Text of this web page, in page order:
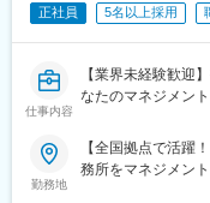
正社員 5名以上採用
仕事内容
【業界未経験歓迎
なたのマネジメン
勤務地
【全国拠点で活躍
務所をマネジメン